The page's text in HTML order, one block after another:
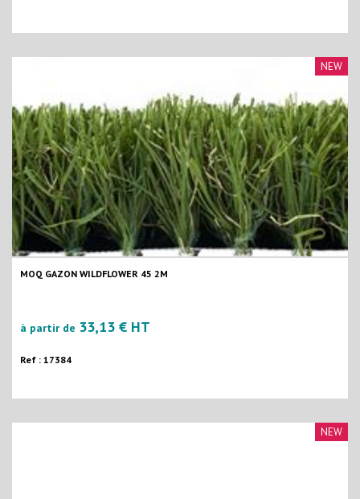
MOQ GAZON WILDFLOWER 45 2M
à partir de 33,13 € HT
NEW
Ref : 17384
NEW